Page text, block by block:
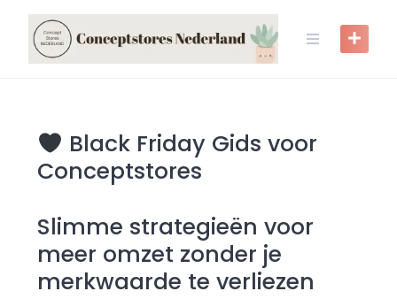
Black Friday Gids voor
Conceptstores
Slimme strategieën voor
meer omzet zonder je
merkwaarde te verliezen